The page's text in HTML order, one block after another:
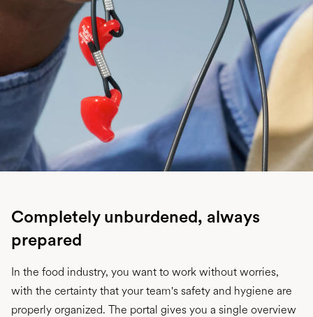
Completely unburdened, always
prepared
In the food industry, you want to work without worries,
with the certainty that your team's safety and hygiene are
properly organized. The portal gives you a single overview